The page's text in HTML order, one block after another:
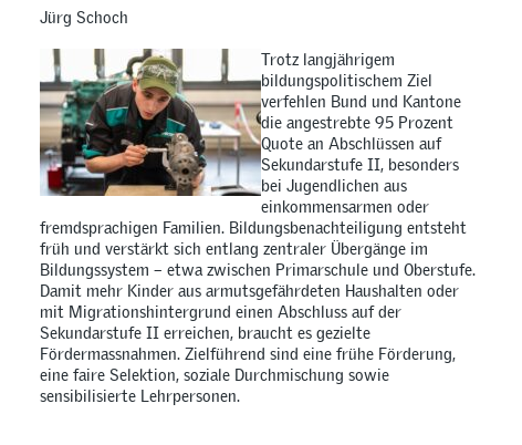
Jürg Schoch
Trotz langjährigem
bildungspolitischem Ziel
verfehlen Bund und Kantone
die angestrebte 95 Prozent
Quote an Abschlüssen auf
Sekundarstufe II, besonders
bei Jugendlichen aus
einkommensarmen oder
fremdsprachigen Familien. Bildungsbenachteiligung entsteht
früh und verstärkt sich entlang zentraler Übergänge im
Bildungssystem – etwa zwischen Primarschule und Oberstufe.
Damit mehr Kinder aus armutsgefährdeten Haushalten oder
mit Migrationshintergrund einen Abschluss auf der
Sekundarstufe II erreichen, braucht es gezielte
Fördermassnahmen. Zielführend sind eine frühe Förderung,
eine faire Selektion, soziale Durchmischung sowie
sensibilisierte Lehrpersonen.